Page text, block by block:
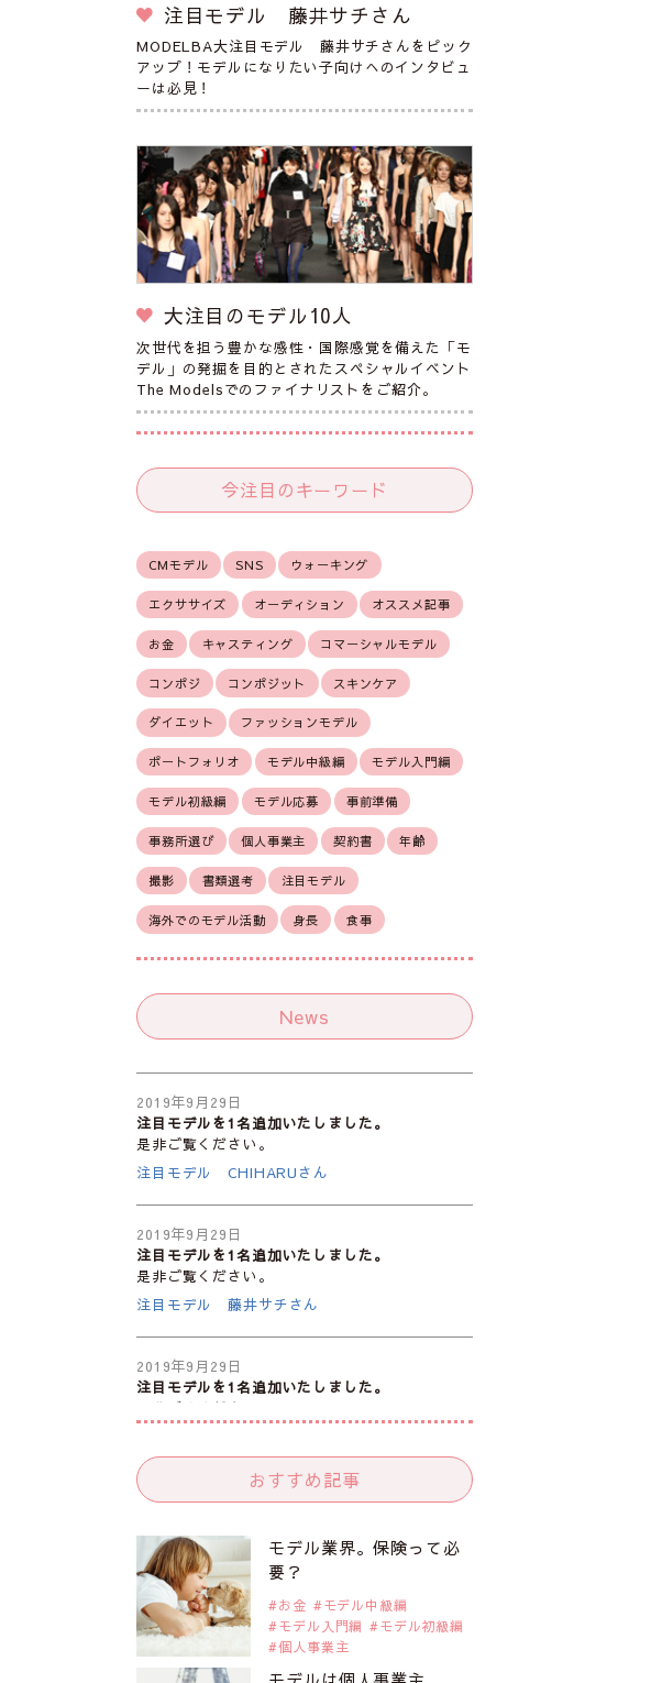
注目モデル 藤井サチさん
MODELBA大注目モデル 藤井サチさんをピック
アップ！モデルになりたい子向けへのインタビュ
ーは必見！
大注目のモデル10人
次世代を担う豊かな感性・国際感覚を備えた「モ
デル」の発掘を目的とされたスペシャルイベント
The Modelsでのファイナリストをご紹介。
今注目のキーワード
CMモデル SNS ウォーキング
エクササイズ オーディション オススメ記事
お金 キャスティング コマーシャルモデル
コンポジ コンポジット スキンケア
ダイエット ファッションモデル
ポートフォリオ モデル中級編 モデル入門編
モデル初級編 モデル応募 事前準備
事務所選び 個人事業主 契約書 年齢
撮影 書類選考 注目モデル
海外でのモデル活動 身長 食事
News
2019年9月29日
注目モデルを1名追加いたしました。
是非ご覧ください。
注目モデル CHIHARUさん
2019年9月29日
注目モデルを1名追加いたしました。
是非ご覧ください。
注目モデル 藤井サチさん
2019年9月29日
注目モデルを1名追加いたしました。
是非ご覧ください。
2019年9月29日
是非ご覧ください。
注目のアジア系モデル
2019年9月29日
注目モデルを1名追加いたしました。
是非ご覧ください。
おすすめ記事
モデル業界。保険って必
要？
お金
モデル中級編
モデル入門編
モデル初級編
個人事業主